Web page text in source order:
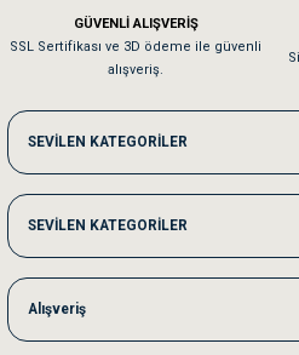
Kedilerim beğeniyorlar. Memnunuz.
Me***** Ya******
Akşam verdiğim sipariş bir sonraki gün
Ka***** Ar******
Ufak bir sorun harici sorun olmadı
GÜVENLİ ALIŞVERİŞ
SSL Sertifikası ve 3D ödeme ile güvenli
alışveriş.
SEVİLEN KATEGORİLER
SEVİLEN KATEGORİLER
Alışveriş